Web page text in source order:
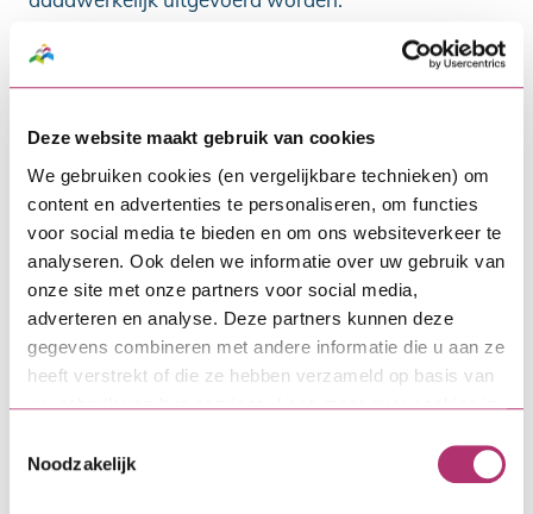
Deze website maakt gebruik van cookies
We gebruiken cookies (en vergelijkbare technieken) om
content en advertenties te personaliseren, om functies
voor social media te bieden en om ons websiteverkeer te
analyseren. Ook delen we informatie over uw gebruik van
onze site met onze partners voor social media,
adverteren en analyse. Deze partners kunnen deze
gegevens combineren met andere informatie die u aan ze
heeft verstrekt of die ze hebben verzameld op basis van
uw gebruik van hun services. Lees meer over cookies in
Noodzakelijk
Vragen over de vervolgstappen?
denken graag met VvE’s mee over onderhouds- en
verduurzamingsplannen en de financiering
daarvan. Neem contact met ze opvoor
(vrijblijvend) advies.
Ook interessant: